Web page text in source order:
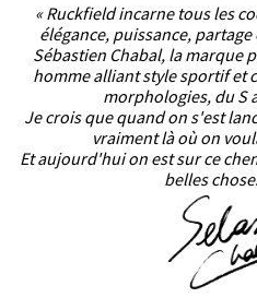
« Ruckfield incarne tous les
élégance, puissance,
Sébastien Chabal, la marque
homme alliant style sportif et
morphologies, du S
Je crois que quand on s'est
vraiment là où on
Et aujourd'hui on est sur ce
belles